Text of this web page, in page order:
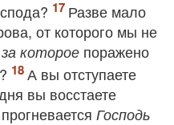
Разве мало
от которого мы не
за которое поражено
А вы отступаете
вы восстаете
Господь